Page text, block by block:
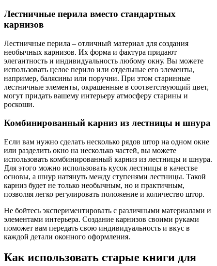
Лестничные перила вместо стандартных
карнизов
Лестничные перила – отличный материал для создания
необычных карнизов. Их форма и фактура придают
элегантность и индивидуальность любому окну. Вы можете
использовать целое перило или отдельные его элементы,
например, балясины или поручни. При этом старинные
лестничные элементы, окрашенные в соответствующий цвет,
могут придать вашему интерьеру атмосферу старины и
роскоши.
Комбинированный карниз из лестницы и шнура
Если вам нужно сделать несколько рядов штор на одном окне
или разделить окно на несколько частей, вы можете
использовать комбинированный карниз из лестницы и шнура.
Для этого можно использовать кусок лестницы в качестве
основы, а шнур натянуть между ступенями лестницы. Такой
карниз будет не только необычным, но и практичным,
позволяя легко регулировать положение и количество штор.
Не бойтесь экспериментировать с различными материалами и
элементами интерьера. Создание карнизов своими руками
поможет вам передать свою индивидуальность и вкус в
каждой детали оконного оформления.
Как использовать старые книги для